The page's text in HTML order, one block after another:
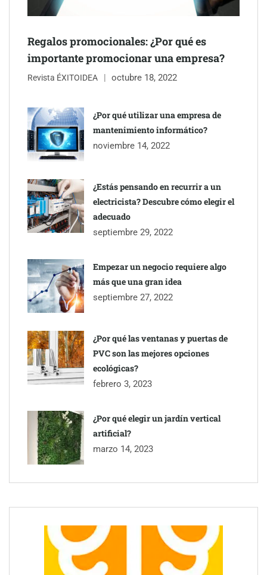
Regalos promocionales: ¿Por qué es
importante promocionar una empresa?
Revista ÉXITOIDEA octubre 18, 2022
¿Por qué utilizar una empresa de
mantenimiento informático?
noviembre 14, 2022
¿Estás pensando en recurrir a un
electricista? Descubre cómo elegir el
adecuado
septiembre 29, 2022
Empezar un negocio requiere algo
más que una gran idea
septiembre 27, 2022
¿Por qué las ventanas y puertas de
PVC son las mejores opciones
ecológicas?
febrero 3, 2023
¿Por qué elegir un jardín vertical
artificial?
marzo 14, 2023